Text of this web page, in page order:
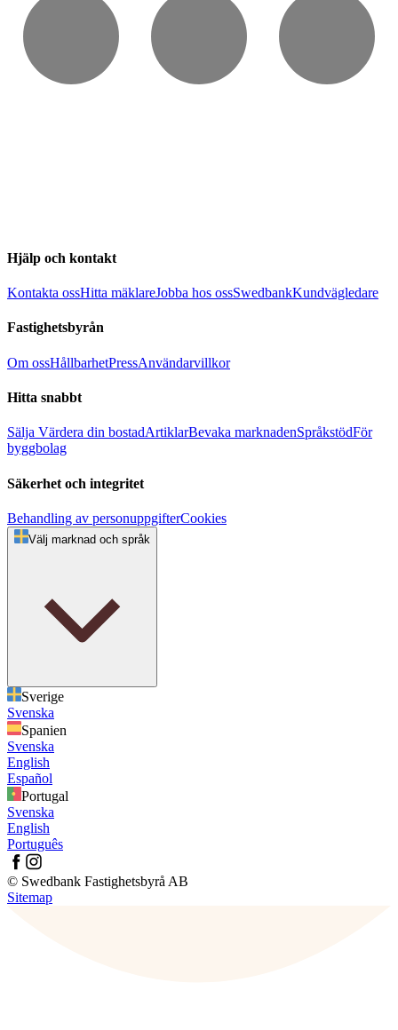
Hjälp och kontakt
Kontakta ossHitta mäklareJobba hos ossSwedbankKundvägledare
Fastighetsbyrån
Om ossHållbarhetPressAnvändarvillkor
Hitta snabbt
Sälja Värdera din bostadArtiklarBevaka marknadenSpråkstödFör
byggbolag
Säkerhet och integritet
Behandling av personuppgifterCookies
Välj marknad och språk
Sverige
Svenska
Spanien
Svenska
English
Español
Portugal
Svenska
English
Português
© Swedbank Fastighetsbyrå AB
Sitemap